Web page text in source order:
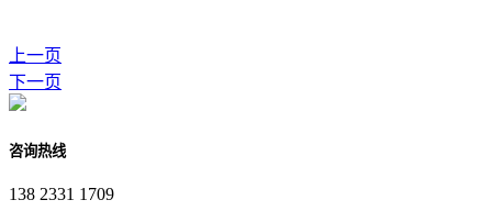
上一页
下一页
咨询热线
138 2331 1709